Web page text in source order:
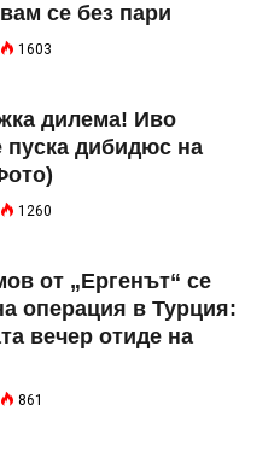
се без пари
1603
дилема! Иво
пуска дибидюс на
1260
от „Ергенът“ се
операция в Турция:
вечер отиде на
861